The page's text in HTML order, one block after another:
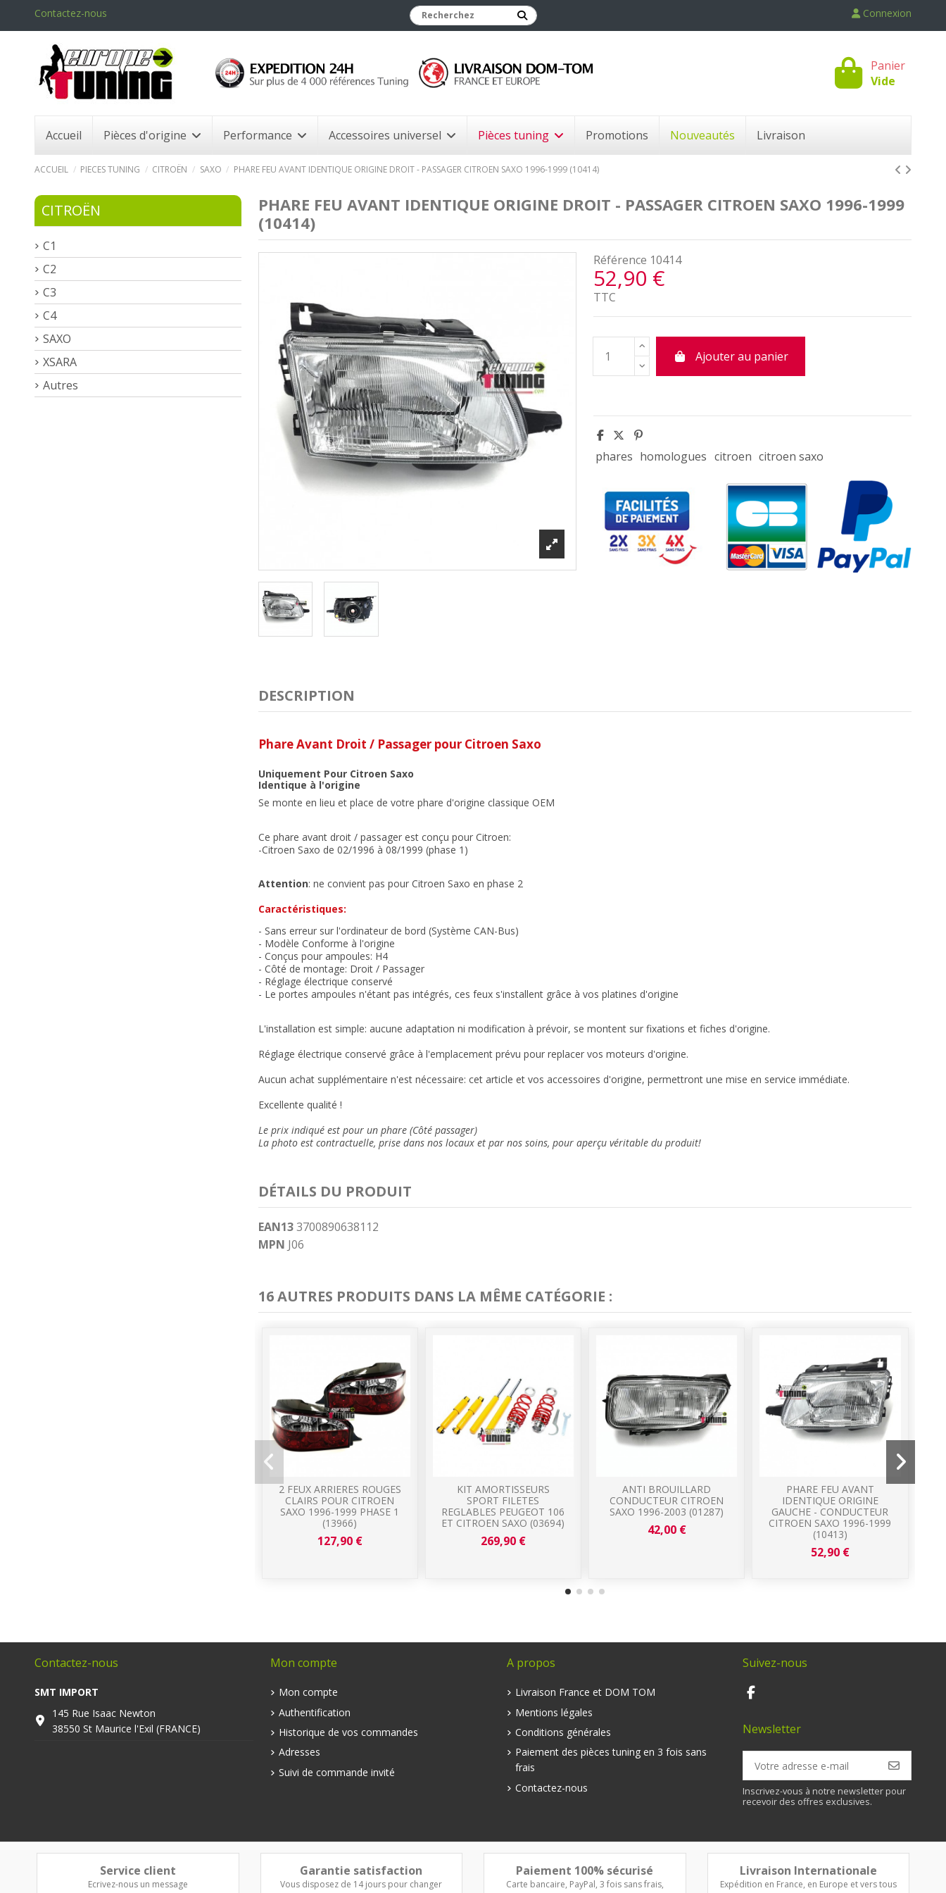
Contactez-nous Connexion
Panier
Vide
Accueil Pièces d'origine Performance Accessoires universel Pièces tuning Promotions Nouveautés Livraison
ACCUEIL PIECES TUNING CITROËN SAXO PHARE FEU AVANT IDENTIQUE ORIGINE DROIT - PASSAGER CITROEN SAXO 1996-1999 (10414)
PHARE FEU AVANT IDENTIQUE ORIGINE DROIT - PASSAGER CITROEN SAXO 1996-1999
(10414)
Référence 10414
52,90 €
TTC
Ajouter au panier
phares homologues citroen citroen saxo
DESCRIPTION
Phare Avant Droit / Passager pour Citroen Saxo
Uniquement Pour Citroen Saxo
Identique à l'origine
Se monte en lieu et place de votre phare d'origine classique OEM
Ce phare avant droit / passager est conçu pour Citroen:
-Citroen Saxo de 02/1996 à 08/1999 (phase 1)
Attention: ne convient pas pour Citroen Saxo en phase 2
Caractéristiques:
- Sans erreur sur l'ordinateur de bord (Système CAN-Bus)
- Modèle Conforme à l'origine
- Conçus pour ampoules: H4
- Côté de montage: Droit / Passager
- Réglage électrique conservé
- Le portes ampoules n'étant pas intégrés, ces feux s'installent grâce à vos platines d'origine
L'installation est simple: aucune adaptation ni modification à prévoir, se montent sur fixations et fiches d'origine.
Réglage électrique conservé grâce à l'emplacement prévu pour replacer vos moteurs d'origine.
Aucun achat supplémentaire n'est nécessaire: cet article et vos accessoires d'origine, permettront une mise en service immédiate.
Excellente qualité !
Le prix indiqué est pour un phare (Côté passager)
La photo est contractuelle, prise dans nos locaux etpar nos soins, pour aperçu véritable du produit!
DÉTAILS DU PRODUIT
EAN13 3700890638112
MPN J06
16 AUTRES PRODUITS DANS LA MÊME CATÉGORIE :
2 FEUX ARRIERES ROUGES
CLAIRS POUR CITROEN
SAXO 1996-1999 PHASE 1
(13966)
127,90 €
KIT AMORTISSEURS
SPORT FILETES
REGLABLES PEUGEOT 106
ET CITROEN SAXO (03694)
269,90 €
ANTI BROUILLARD
CONDUCTEUR CITROEN
SAXO 1996-2003 (01287)
42,00 €
PHARE FEU AVANT
IDENTIQUE ORIGINE
GAUCHE - CONDUCTEUR
CITROEN SAXO 1996-1999
(10413)
52,90 €
CITROËN
C1
C2
C3
C4
SAXO
XSARA
Autres
Contactez-nous
SMT IMPORT
145 Rue Isaac Newton
38550 St Maurice l'Exil (FRANCE)
Mon compte
Mon compte
Authentification
Historique de vos commandes
Adresses
Suivi de commande invité
A propos
Livraison France et DOM TOM
Mentions légales
Conditions générales
Paiement des pièces tuning en 3 fois sans
frais
Contactez-nous
Suivez-nous
Newsletter
Inscrivez-vous à notre newsletter pour
recevoir des offres exclusives.
Service client
Ecrivez-nous un message
Garantie satisfaction
Vous disposez de 14 jours pour changer
Paiement 100% sécurisé
Carte bancaire, PayPal, 3 fois sans frais,
Livraison Internationale
Expédition en France, en Europe et vers tous